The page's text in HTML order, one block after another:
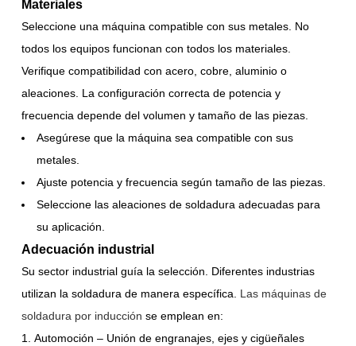
Materiales
Seleccione una máquina compatible con sus metales. No
todos los equipos funcionan con todos los materiales.
Verifique compatibilidad con acero, cobre, aluminio o
aleaciones. La configuración correcta de potencia y
frecuencia depende del volumen y tamaño de las piezas.
Asegúrese que la máquina sea compatible con sus
metales.
Ajuste potencia y frecuencia según tamaño de las piezas.
Seleccione las aleaciones de soldadura adecuadas para
su aplicación.
Adecuación industrial
Su sector industrial guía la selección. Diferentes industrias
utilizan la soldadura de manera específica. Las máquinas de
soldadura por inducción se emplean en:
Automoción – Unión de engranajes, ejes y cigüeñales